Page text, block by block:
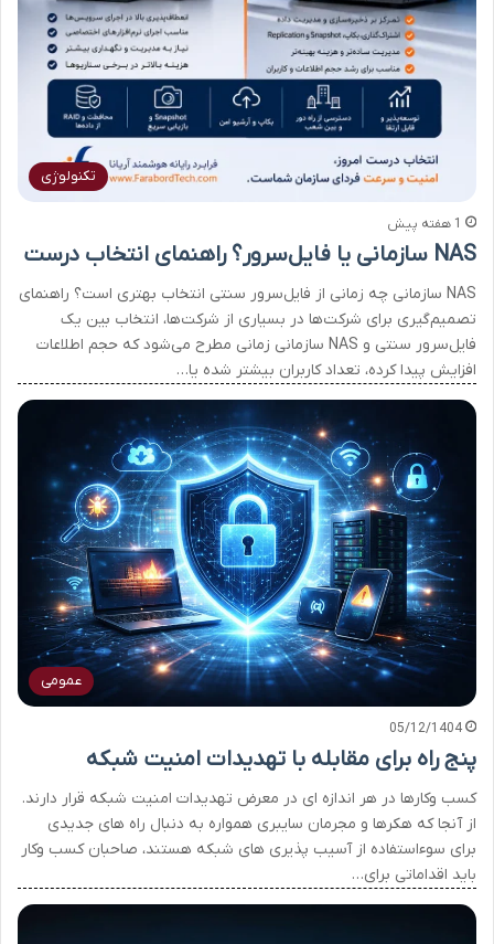
تکنولوژی
1 هفته پیش
NAS سازمانی یا فایل‌سرور؟ راهنمای انتخاب درست
NAS سازمانی چه زمانی از فایل‌سرور سنتی انتخاب بهتری است؟ راهنمای
تصمیم‌گیری برای شرکت‌ها در بسیاری از شرکت‌ها، انتخاب بین یک
فایل‌سرور سنتی و NAS سازمانی زمانی مطرح می‌شود که حجم اطلاعات
افزایش پیدا کرده، تعداد کاربران بیشتر شده یا…
عمومی
05/12/1404
پنج راه برای مقابله با تهدیدات امنیت شبکه
کسب وکارها در هر اندازه ای در معرض تهدیدات امنیت شبکه قرار دارند.
از آنجا که هکرها و مجرمان سایبری همواره به دنبال راه های جدیدی
برای سوءاستفاده از آسیب پذیری های شبکه هستند، صاحبان کسب وکار
باید اقداماتی برای…